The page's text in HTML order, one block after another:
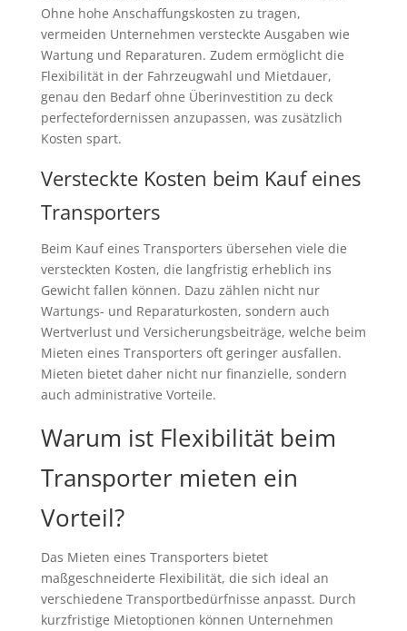
Ohne hohe Anschaffungskosten zu tragen,
vermeiden Unternehmen versteckte Ausgaben wie
Wartung und Reparaturen. Zudem ermöglicht die
Flexibilität in der Fahrzeugwahl und Mietdauer,
genau den Bedarf ohne Überinvestition zu deck
perfectefordernissen anzupassen, was zusätzlich
Kosten spart.
Versteckte Kosten beim Kauf eines
Transporters
Beim Kauf eines Transporters übersehen viele die
versteckten Kosten, die langfristig erheblich ins
Gewicht fallen können. Dazu zählen nicht nur
Wartungs- und Reparaturkosten, sondern auch
Wertverlust und Versicherungsbeiträge, welche beim
Mieten eines Transporters oft geringer ausfallen.
Mieten bietet daher nicht nur finanzielle, sondern
auch administrative Vorteile.
Warum ist Flexibilität beim
Transporter mieten ein
Vorteil?
Das Mieten eines Transporters bietet
maßgeschneiderte Flexibilität, die sich ideal an
verschiedene Transportbedürfnisse anpasst. Durch
kurzfristige Mietoptionen können Unternehmen